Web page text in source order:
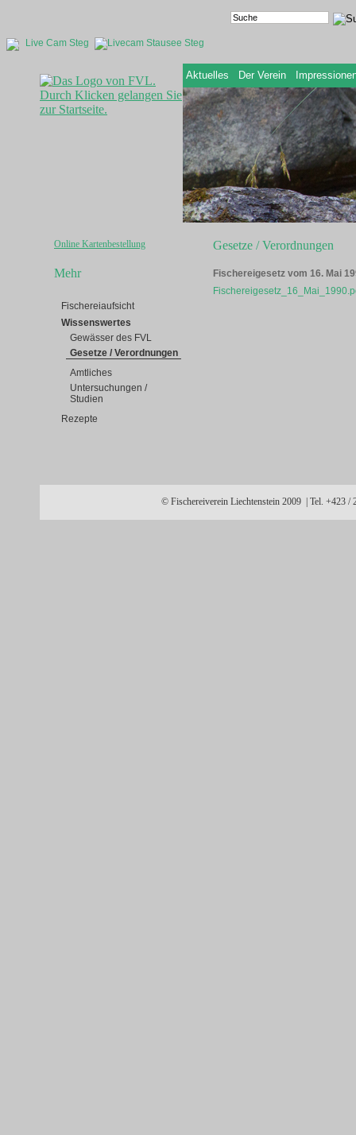
Live Cam Steg
Aktuelles Der Verein
Online Kartenbestellung
Mehr
Fischereiaufsicht
Wissenswertes
Gewässer des FVL
Gesetze / Verordnungen
Amtliches
Untersuchungen /
Studien
Rezepte
Gesetze / Verordnungen
Fischereigesetz vom 16. Mai
© Fischereiverein Liechtenstein 2009 | Tel. +423